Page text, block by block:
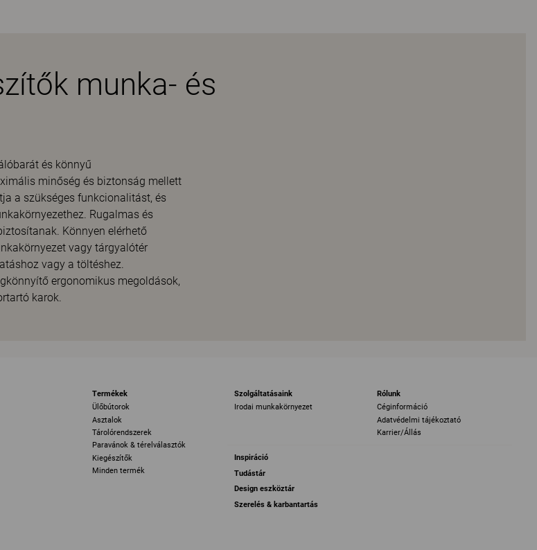
munka- és
és könnyű
minőség és biztonság mellett
a szükséges funkcionalitást, és
Rugalmas és
Könnyen elérhető
vagy tárgyalótér
vagy a töltéshez.
ergonomikus megoldások,
karok.
Termékek
Ülőbútorok
Asztalok
Tárolórendszerek
Paravánok & térelválasztók
Kiegészítők
Minden termék
Szolgáltatásaink
Irodai munkakörnyezet
Rólunk
Céginformáció
Adatvédelmi tájékoztató
Karrier/Állás
Inspiráció
Tudástár
Design eszköztár
Szerelés & karbantartás